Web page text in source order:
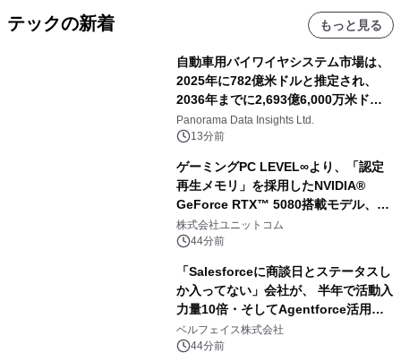
テックの新着 もっと見る
自動車用バイワイヤシステム市場は、
2025年に782億米ドルと推定され、
2036年までに2,693億6,000万米ドル
に達すると予測されており、予測期間
（2026年～2036年）
Panorama Data Insights Ltd.
13分前
ゲーミングPC LEVEL∞より、「認定
再生メモリ」を採用したNVIDIA®
GeForce RTX™ 5080搭載モデル、
NVIDIA® GeForce RTX™ 5070 Ti搭
載モデルを販売開始
株式会社ユニットコム
44分前
「Salesforceに商談日とステータスし
か入ってない」会社が、 半年で活動入
力量10倍・そしてAgentforce活用へ
── 敷島住宅×bellSalesAI事例公開
ベルフェイス株式会社
44分前